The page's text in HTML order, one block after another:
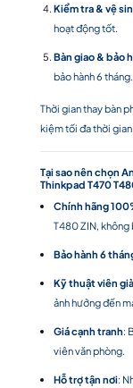
Kiểm tra & vệ
hoạt động tốt.
Bàn giao & bảo
bảo hành 6 tháng.
Thời gian thay bàn
kiệm tối đa thời gian.
Tại sao nên chọn
Thinkpad T470
Chính hãng
T480 ZIN, không
Bảo hành 6
Kỹ thuật viên
ảnh hưởng đến
Giá cạnh tranh:
viên văn phòng.
Hỗ trợ tận nơi: